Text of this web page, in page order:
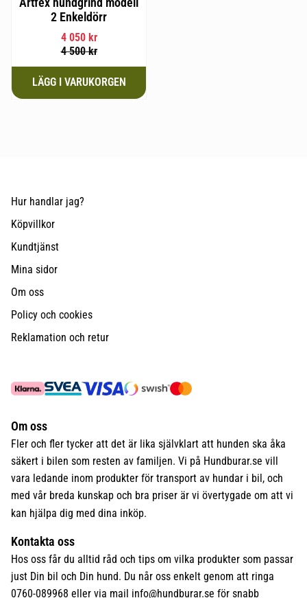
2 Enkeldörr
4 050kr
4 500kr
Hur handlar jag?
Köpvillkor
Kundtjänst
Mina sidor
Om oss
Policy och cookies
Reklamation och retur
Om oss
Fler och fler tycker att det är lika självklart att hunden ska åka
säkert i bilen som resten av familjen. Vi på Hundburar.se vill
vara ledande inom produkter för transport av hundar i bil, och
med vår breda kunskap och bra priser är vi övertygade om att vi
kan hjälpa dig med dina inköp.
Kontakta oss
Hos oss får du alltid råd och tips om vilka produkter som passar
just Din bil och Din hund. Du når oss enkelt genom att ringa
0760-089968 eller via mail info@hundburar.se för snabb